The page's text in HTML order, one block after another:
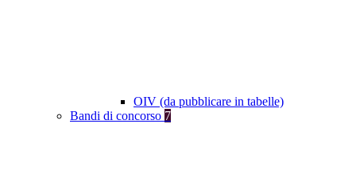
OIV (da pubblicare in tabelle)
Bandi di concorso 7